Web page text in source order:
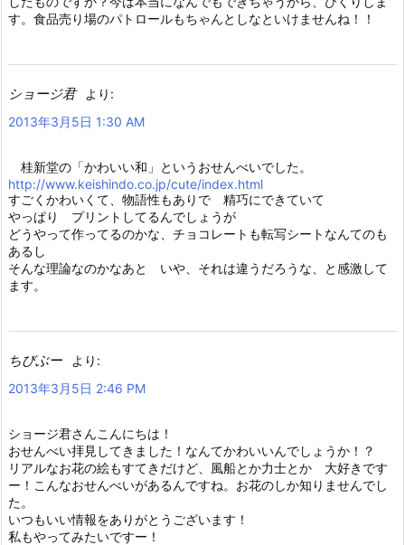
す。食品売り場のパトロールもちゃんとしなといけませんね！！
ショージ君
より:
2013年3月5日 1:30 AM
桂新堂の「かわいい和」というおせんべいでした。
http://www.keishindo.co.jp/cute/index.html
すごくかわいくて、物語性もありで 精巧にできていて
やっぱり プリントしてるんでしょうが
どうやって作ってるのかな、チョコレートも転写シートなんてのも
あるし
そんな理論なのかなあと いや、それは違うだろうな、と感激して
ます。
ちびぶー
より:
2013年3月5日 2:46 PM
ショージ君さんこんにちは！
おせんべい拝見してきました！なんてかわいいんでしょうか！？
リアルなお花の絵もすてきだけど、風船とか力士とか 大好きです
ー！こんなおせんべいがあるんですね。お花のしか知りませんでし
た。
いつもいい情報をありがとうございます！
私もやってみたいですー！